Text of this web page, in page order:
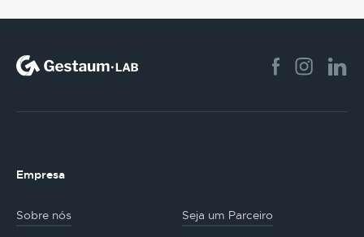
Empresa
Sobre nós Seja um Parceiro